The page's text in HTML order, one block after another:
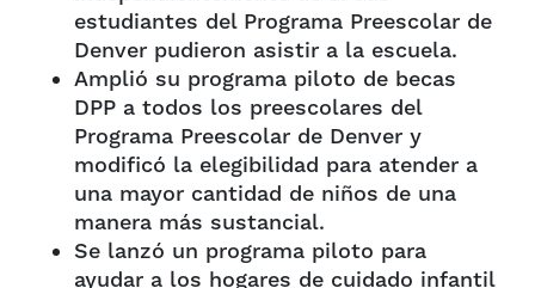
estudiantes del Programa Preescolar de
Denver pudieron asistir a la escuela.
Amplió su programa piloto de becas
DPP a todos los preescolares del
Programa Preescolar de Denver y
modificó la elegibilidad para atender a
una mayor cantidad de niños de una
manera más sustancial.
Se lanzó un programa piloto para
ayudar a los hogares de cuidado infantil